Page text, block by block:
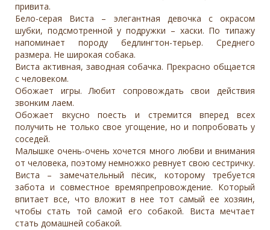
привита.
Бело-серая Виста – элегантная девочка с окрасом
шубки, подсмотренной у подружки – хаски. По типажу
напоминает породу бедлингтон-терьер. Среднего
размера. Не широкая собака.
Виста активная, заводная собачка. Прекрасно общается
с человеком.
Обожает игры. Любит сопровождать свои действия
звонким лаем.
Обожает вкусно поесть и стремится вперед всех
получить не только свое угощение, но и попробовать у
соседей.
Малышке очень-очень хочется много любви и внимания
от человека, поэтому немножко ревнует свою сестричку.
Виста – замечательный пёсик, которому требуется
забота и совместное времяпрепровождение. Который
впитает все, что вложит в нее тот самый ее хозяин,
чтобы стать той самой его собакой. Виста мечтает
стать домашней собакой.